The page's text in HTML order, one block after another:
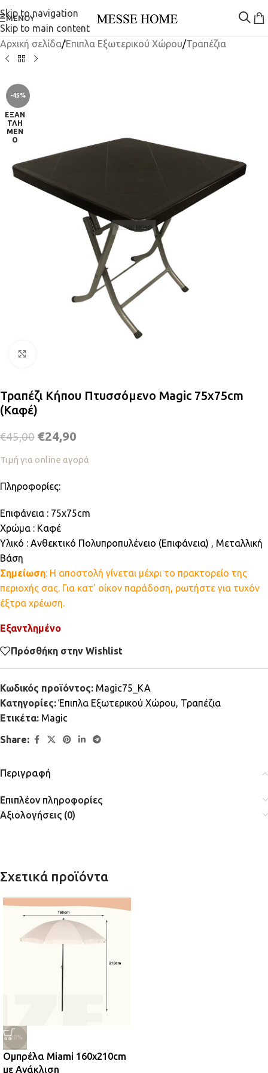
Skip to navigation
Skip to main content
ΜΕΝΟΎ
Αρχική σελίδα/Έπιπλα Εξωτερικού Χώρου/Τραπέζια
-45%
ΕΞΑΝ
ΤΛΗ
ΜΈΝ
Ο
Τραπέζι Κήπου Πτυσσόμενο Magic 75x75cm
(Καφέ)
€45,00 €24,90
Τιμή για online αγορά
Πληροφορίες:
Eπιφάνεια : 75x75cm
Χρώμα : Καφέ
Υλικό : Ανθεκτικό Πολυπροπυλένειο (Επιφάνεια) , Μεταλλική
Βάση
Σημείωση: Η αποστολή γίνεται μέχρι το πρακτορείο της
περιοχής σας. Για κατ’ οίκον παράδοση, ρωτήστε για τυχόν
έξτρα χρέωση.
Εξαντλημένο
Πρόσθήκη στην Wishlist
Κωδικός προϊόντος: Magic75_KA
Κατηγορίες: Έπιπλα Εξωτερικού Χώρου, Τραπέζια
Ετικέτα: Magic
Share:
Περιγραφή
Επιπλέον πληροφορίες
Αξιολογήσεις (0)
Σχετικά προϊόντα
-20%
Ομπρέλα Miami 160x210cm
με Ανάκλιση